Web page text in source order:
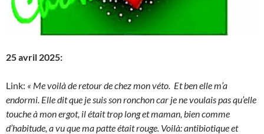
25 avril 2025:
Link: « Me voilà de retour de chez mon véto. Et ben elle m’a
endormi. Elle dit que je suis son ronchoncar je ne voulais pas qu’elle
touche à mon ergot, il était trop long et maman, bien comme
d’habitude, a vu que ma patte était rouge. Voilà: antibiotique et